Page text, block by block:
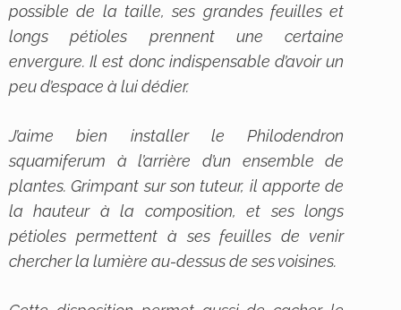
possible de la taille, ses grandes feuilles et
longs pétioles prennent une certaine
envergure. Il est donc indispensable d’avoir un
peu d’espace à lui dédier.
J’aime bien installer lePhilodendron
squamiferum à l’arrière d’un ensemble de
plantes. Grimpant sur son tuteur, il apporte de
la hauteur à la composition, et ses longs
pétioles permettent à ses feuilles de venir
chercher la lumière au-dessus de ses voisines.